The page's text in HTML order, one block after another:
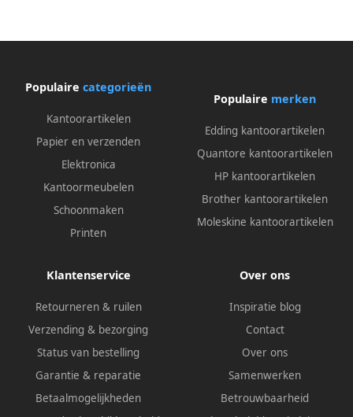
Populaire categorieën
Kantoorartikelen
Papier en verzenden
Elektronica
Kantoormeubelen
Schoonmaken
Printen
Populaire merken
Edding kantoorartikelen
Quantore kantoorartikelen
HP kantoorartikelen
Brother kantoorartikelen
Moleskine kantoorartikelen
Klantenservice
Retourneren & ruilen
Verzending & bezorging
Status van bestelling
Garantie & reparatie
Betaalmogelijkheden
Over ons
Inspiratie blog
Contact
Over ons
Samenwerken
Betrouwbaarheid